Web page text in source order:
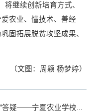
将继续创新培育方式、
农业、懂技术、善经
固拓展脱贫攻坚成果、
（文图：周颖 杨梦婷）
年高素质农民培训班跟踪服务（第一期）